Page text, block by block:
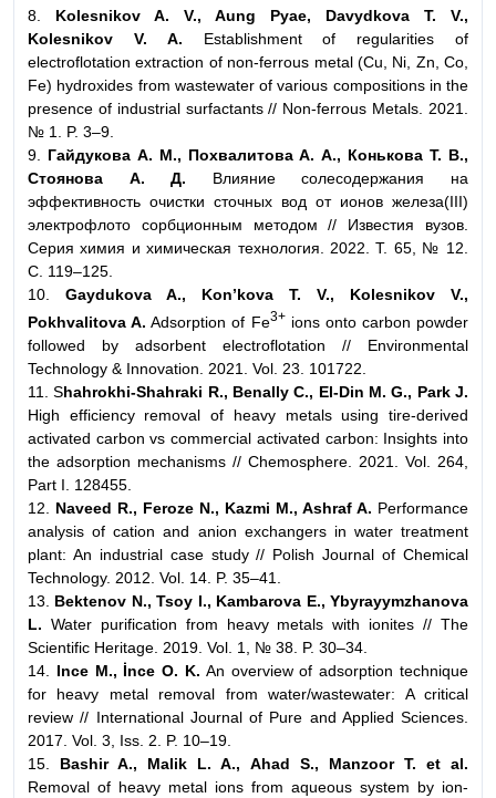
8. Kolesnikov A. V., Aung Pyae, Davydkova T. V.,
Kolesnikov V. A. Establishment of regularities of
electroflotation extraction of non-ferrous metal (Cu, Ni, Zn, Co,
Fe) hydroxides from wastewater of various compositions in the
presence of industrial surfactants // Non-ferrous Metals. 2021.
№ 1. P. 3–9.
9. Гайдукова А. М., Похвалитова А. А., Конькова Т. В.,
Стоянова А. Д. Влияние солесодержания на
эффективность очистки сточных вод от ионов железа(III)
электрофлото сорбционным методом // Известия вузов.
Серия химия и химическая технология. 2022. Т. 65, № 12.
С. 119–125.
10. Gaydukova A., Kon’kova T. V., Kolesnikov V.,
Pokhvalitova A. Adsorption of Fe3+ions onto carbon powder
followed by adsorbent electroflotation // Environmental
Technology & Innovation. 2021. Vol. 23. 101722.
11. Shahrokhi-Shahraki R., Benally C., El-Din M. G., Park J.
High efficiency removal of heavy metals using tire-derived
activated carbon vs commercial activated carbon: Insights into
the adsorption mechanisms // Chemosphere. 2021. Vol. 264,
Part I. 128455.
12. Naveed R., Feroze N., Kazmi M., Ashraf A. Performance
analysis of cation and anion exchangers in water treatment
plant: An industrial case study // Polish Journal of Chemical
Technology. 2012. Vol. 14. P. 35–41.
13.
Bektenov N., Tsoy I., Kambarova E., Ybyrayymzhanova
L. Water purification from heavy metals with ionites // The
Scientific Heritage. 2019. Vol. 1, № 38. P. 30–34.
14. Ince M., İnce O. K. An overview of adsorption technique
for heavy metal removal from water/wastewater: A critical
review // International Journal of Pure and Applied Sciences.
2017. Vol. 3, Iss. 2. P. 10–19.
15. Bashir A., Malik L. A., Ahad S., Manzoor T. et al.
Removal of heavy metal ions from aqueous system by ion-